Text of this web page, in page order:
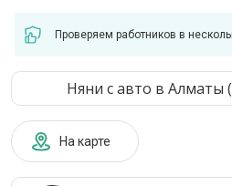
Проверяем работников в
Няни с авто в Алматы
На карте